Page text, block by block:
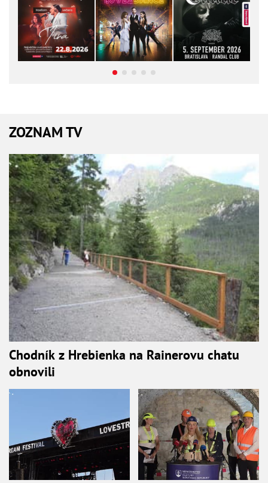
ZOZNAM TV
Chodník z Hrebienka na Rainerovu chatu
obnovili